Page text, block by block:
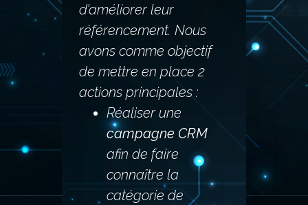
d’améliorer leur
référencement. Nous
avons comme objectif
de mettre en place 2
actions principales :
Réaliser une
campagne CRM
afin de faire
connaître la
catégorie de